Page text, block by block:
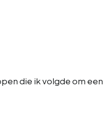
die ik volgde om een